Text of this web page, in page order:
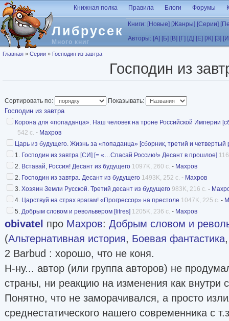
Перейти к основному содержанию
Либрусек
Много книг
Книжная полка Правила Блоги Форумы
Книги: [Новые] [Жанры] [Серии]
Авторы: [А] [Б] [В] [Г] [Д] [Е] [Ж] [З]
Вы здесь
Главная » Серии » Господин из завтра
Господин из
Сортировать по: Показывать:
Господин из завтра
Корона для «попаданца». Наш человек на троне Российской Империи
542 с. - Махров
Царь из будущего. Жизнь за «попаданца» [сборник, третий и
1. Господин из завтра [СИ] [= «…Спасай Россию!» Десант в прошлое]
2. Вставай, Россия! Десант из будущего 1097K, 260 с. - Махров
2. Господин из завтра. Десант из будущего 1493K, 252 с. - Махров
3. Хозяин Земли Русской. Третий десант из будущего 983K, 216 с. -
4. Царствуй на страх врагам! «Прогрессор» на престоле 1047K, 225 с. -
5. Добрым словом и револьвером [litres] 1205K, 236 с. - Махров
obivatel про Махров: Добрым словом и
(Альтернативная история, Боевая фантастика
2 Barbud : хорошо, что не коня.
Н-ну... автор (или группа авторов) не
страны, ни реакцию на изменения как внутри
Понятно, что не заморачивался, а просто
среднестатического нашего современника с